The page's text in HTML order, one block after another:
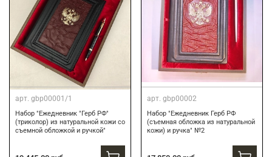
арт. gbp00001/1
Набор "Ежедневник "Герб РФ"
(триколор) из натуральной кожи со
съемной обложкой и ручкой"
арт. gbp00002
Набор "Ежедневник Герб РФ
(съемная обложка из натуральной
кожи) и ручка" №2